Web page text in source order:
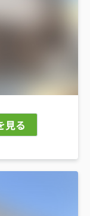
見る